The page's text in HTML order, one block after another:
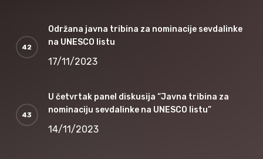
Održana javna tribina za nominacije sevdalinke
na UNESCO listu
17/11/2023
U četvrtak panel diskusija “Javna tribina za
nominaciju sevdalinke na UNESCO listu”
14/11/2023